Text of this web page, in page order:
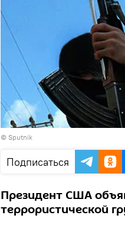
© Sputnik
Подписаться
Президент США
террористической